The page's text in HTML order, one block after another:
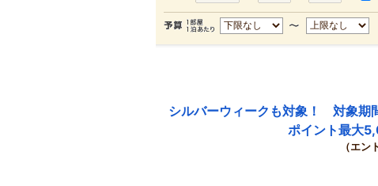
シルバーウィークも対象！ 対象期
ポイント最大
（エ